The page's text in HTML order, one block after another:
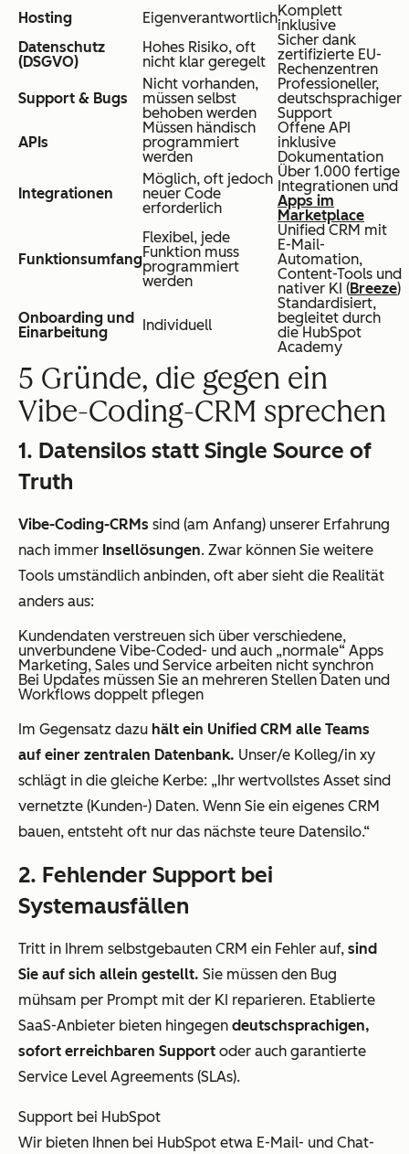
Hosting EigenverantwortlichKomplett
inklusive
Datenschutz
(DSGVO)
Hohes Risiko, oft
nicht klar geregelt
Sicher dank
zertifizierte EU-
Rechenzentren
Support & Bugs
Nicht vorhanden,
müssen selbst
behoben werden
Professioneller,
deutschsprachiger
Support
APIs
Müssen händisch
programmiert
werden
Offene API
inklusive
Dokumentation
Integrationen
Möglich, oft jedoch
neuer Code
erforderlich
Über 1.000 fertige
Integrationen und
Apps im
Marketplace
Funktionsumfang
Flexibel, jede
Funktion muss
programmiert
werden
Unified CRM mit
E-Mail-
Automation,
Content-Tools und
nativer KI (Breeze)
Onboarding und
Einarbeitung
Individuell
Standardisiert,
begleitet durch
die HubSpot
Academy
5 Gründe, die gegen ein
Vibe-Coding-CRM sprechen
1. Datensilos statt Single Source of
Truth
Vibe-Coding-CRMs sind (am Anfang) unserer Erfahrung
nach immer Insellösungen. Zwar können Sie weitere
Tools umständlich anbinden, oft aber sieht die Realität
anders aus:
Kundendaten verstreuen sich über verschiedene,
unverbundene Vibe-Coded- und auch „normale“ Apps
Marketing, Sales und Service arbeiten nicht synchron
Bei Updates müssen Sie an mehreren Stellen Daten und
Workflows doppelt pflegen
Im Gegensatz dazu hält ein Unified CRM alle Teams
auf einer zentralen Datenbank. Unser/e Kolleg/in xy
schlägt in die gleiche Kerbe: „Ihr wertvollstes Asset sind
vernetzte (Kunden-) Daten. Wenn Sie ein eigenes CRM
bauen, entsteht oft nur das nächste teure Datensilo.“
2. Fehlender Support bei
Systemausfällen
Tritt in Ihrem selbstgebauten CRM ein Fehler auf, sind
Sie auf sich allein gestellt. Sie müssen den Bug
mühsam per Prompt mit der KI reparieren. Etablierte
SaaS-Anbieter bieten hingegen deutschsprachigen,
sofort erreichbaren Support oder auch garantierte
Service Level Agreements (SLAs).
Support bei HubSpot
Wir bieten Ihnen bei HubSpot etwa E-Mail- und Chat-